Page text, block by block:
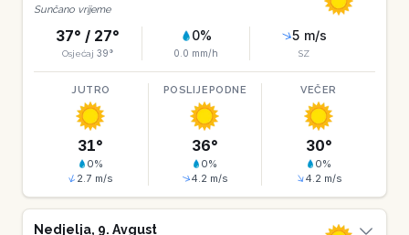
Sunčano vrijeme
37° / 27°
Osjećaj 39°
0%
0.0 mm/h
5 m/s
SZ
JUTRO
31°
0%
2.7 m/s
POSLIJEPODNE
36°
0%
4.2 m/s
VEČER
30°
0%
4.2 m/s
Nedjelja, 9. Avgust